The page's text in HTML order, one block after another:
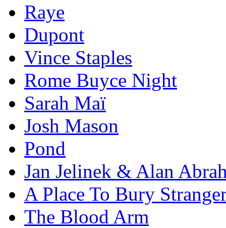
Raye
Dupont
Vince Staples
Rome Buyce Night
Sarah Maï
Josh Mason
Pond
Jan Jelinek & Alan
A Place To Bury
The Blood Arm